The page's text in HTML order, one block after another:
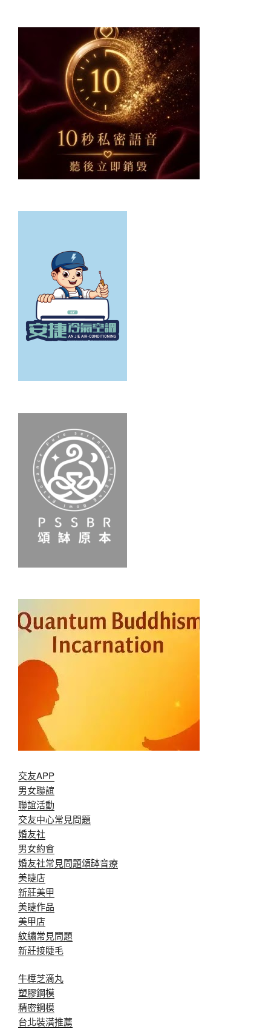
交友APP
男女聯誼
聯誼活動
交友中心常見問題
婚友社
男女約會
婚友社常見問題頌缽音療
美睫店
新莊美甲
美睫作品
美甲店
紋繡常見問題
新莊接睫毛
牛樟芝滴丸
塑膠鋼模
精密鋼模
台北裝潢推薦